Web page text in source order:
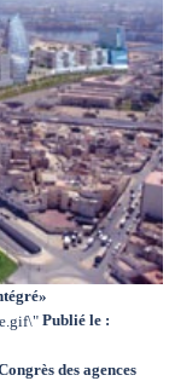
Publié le :
des agences